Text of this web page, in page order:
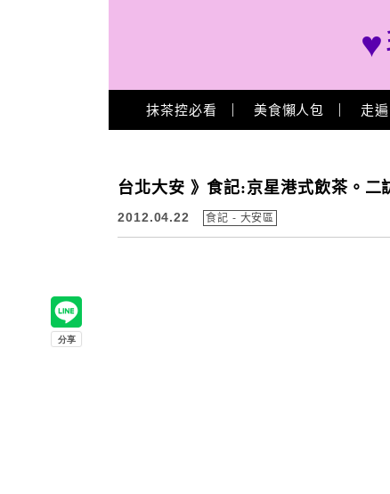
Main Menu
抹茶控必看 美食懶人包 走
台北大安 》食記:京星港式飲茶。
2012.04.22 食記 - 大安區